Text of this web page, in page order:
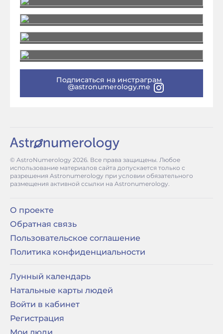
Подписаться на инстраграм
@astronumerology.me
© AstroNumerology 2026 . Все права защищены. Любое
использование материалов сайта допускается только с
разрешения Astronumerology при условии обязательного
размещения активной ссылки на Astronumerology.
О проекте
Обратная связь
Пользовательское соглашение
Политика конфиденциальности
Лунный календарь
Натальные карты людей
Войти в кабинет
Регистрация